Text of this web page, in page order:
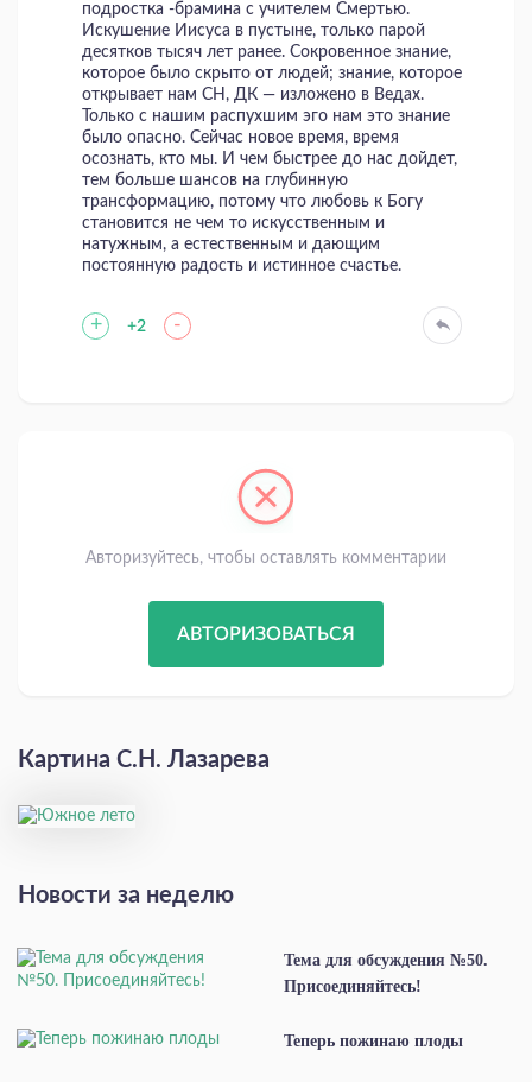
подростка -брамина с учителем Смертью.
Искушение Иисуса в пустыне, только парой
десятков тысяч лет ранее. Сокровенное знание,
которое было скрыто от людей; знание, которое
открывает нам СН, ДК — изложено в Ведах.
Только с нашим распухшим эго нам это знание
было опасно. Сейчас новое время, время
осознать, кто мы. И чем быстрее до нас дойдет,
тем больше шансов на глубинную
трансформацию, потому что любовь к Богу
становится не чем то искусственным и
натужным, а естественным и дающим
постоянную радость и истинное счастье.
+ +2 -
Авторизуйтесь, чтобы оставлять комментарии
АВТОРИЗОВАТЬСЯ
Картина С.Н. Лазарева
Новости за неделю
Тема для обсуждения №50.
Присоединяйтесь!
Теперь пожинаю плоды